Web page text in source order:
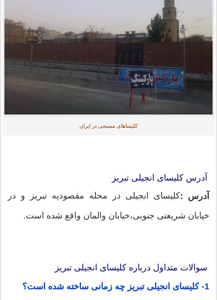
کلیساهای مسیحی در ایران
آدرس کلیسای انجیلی تبریز
آدرس :کلیسای انجیلی در محله مقصودیه تبریز و در
خیابان شریعتی جنوبی،خیابان والمان واقع شده است.
سوالات متداول درباره کلیسای انجیلی تبریز
1- کلیسای انجیلی تبریز چه زمانی ساخته شده است؟